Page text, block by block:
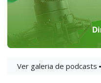
Ver galeria de podcasts